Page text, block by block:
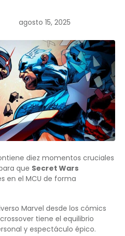
agosto 15, 2025
diez momentos cruciales
que Secret Wars
en el MCU de forma
Marvel desde los cómics
tiene el equilibrio
y espectáculo épico.